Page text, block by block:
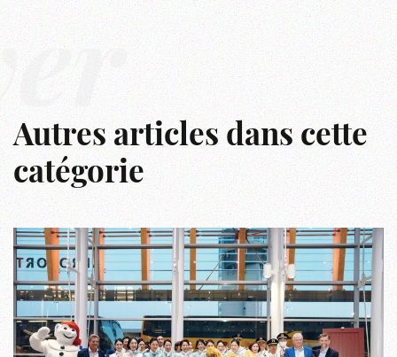
Autres articles dans cette
catégorie